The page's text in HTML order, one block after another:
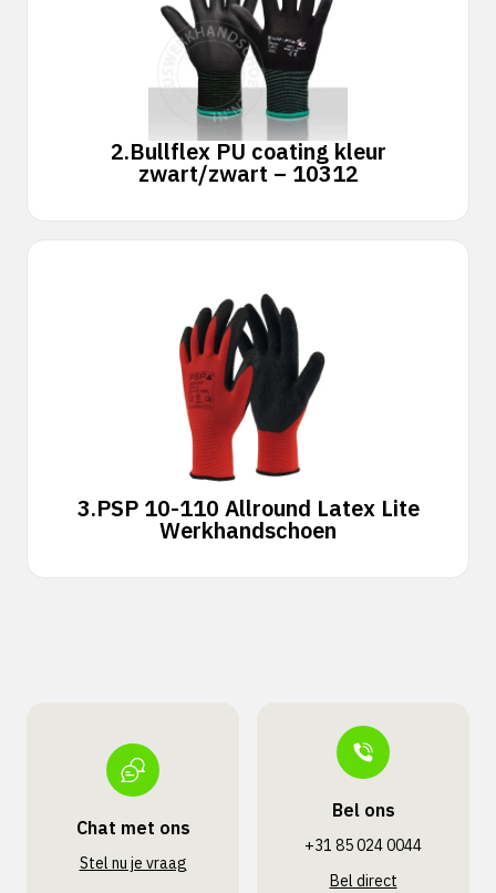
2.Bullflex PU coating kleur
zwart/zwart – 10312
3.PSP 10-110 Allround Latex Lite
Werkhandschoen
Chat met ons
Stel nu je vraag
Bel ons
+31 85 024 0044
Bel direct